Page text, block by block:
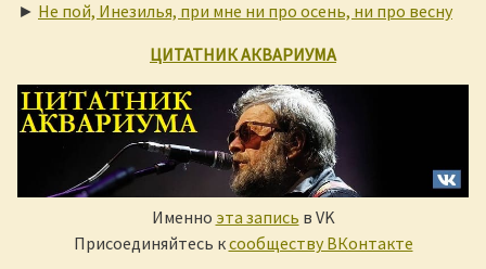
► Не пой, Инезилья, при мне ни про осень, ни про весну
ЦИТАТНИК АКВАРИУМА
Именно эта запись в VK
Присоединяйтесь ксообществу ВКонтакте